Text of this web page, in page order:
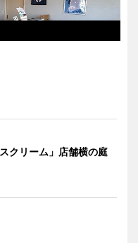
クリーム」店舗横の庭